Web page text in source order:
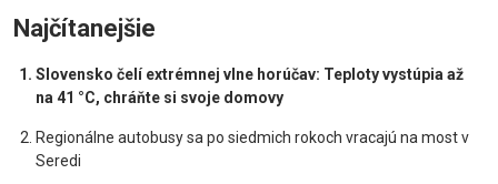
Najčítanejšie
Slovensko čelí extrémnej vlne horúčav: Teploty vystúpia až
na 41 °C, chráňte si svoje domovy
Regionálne autobusy sa po siedmich rokoch vracajú na most v
Seredi